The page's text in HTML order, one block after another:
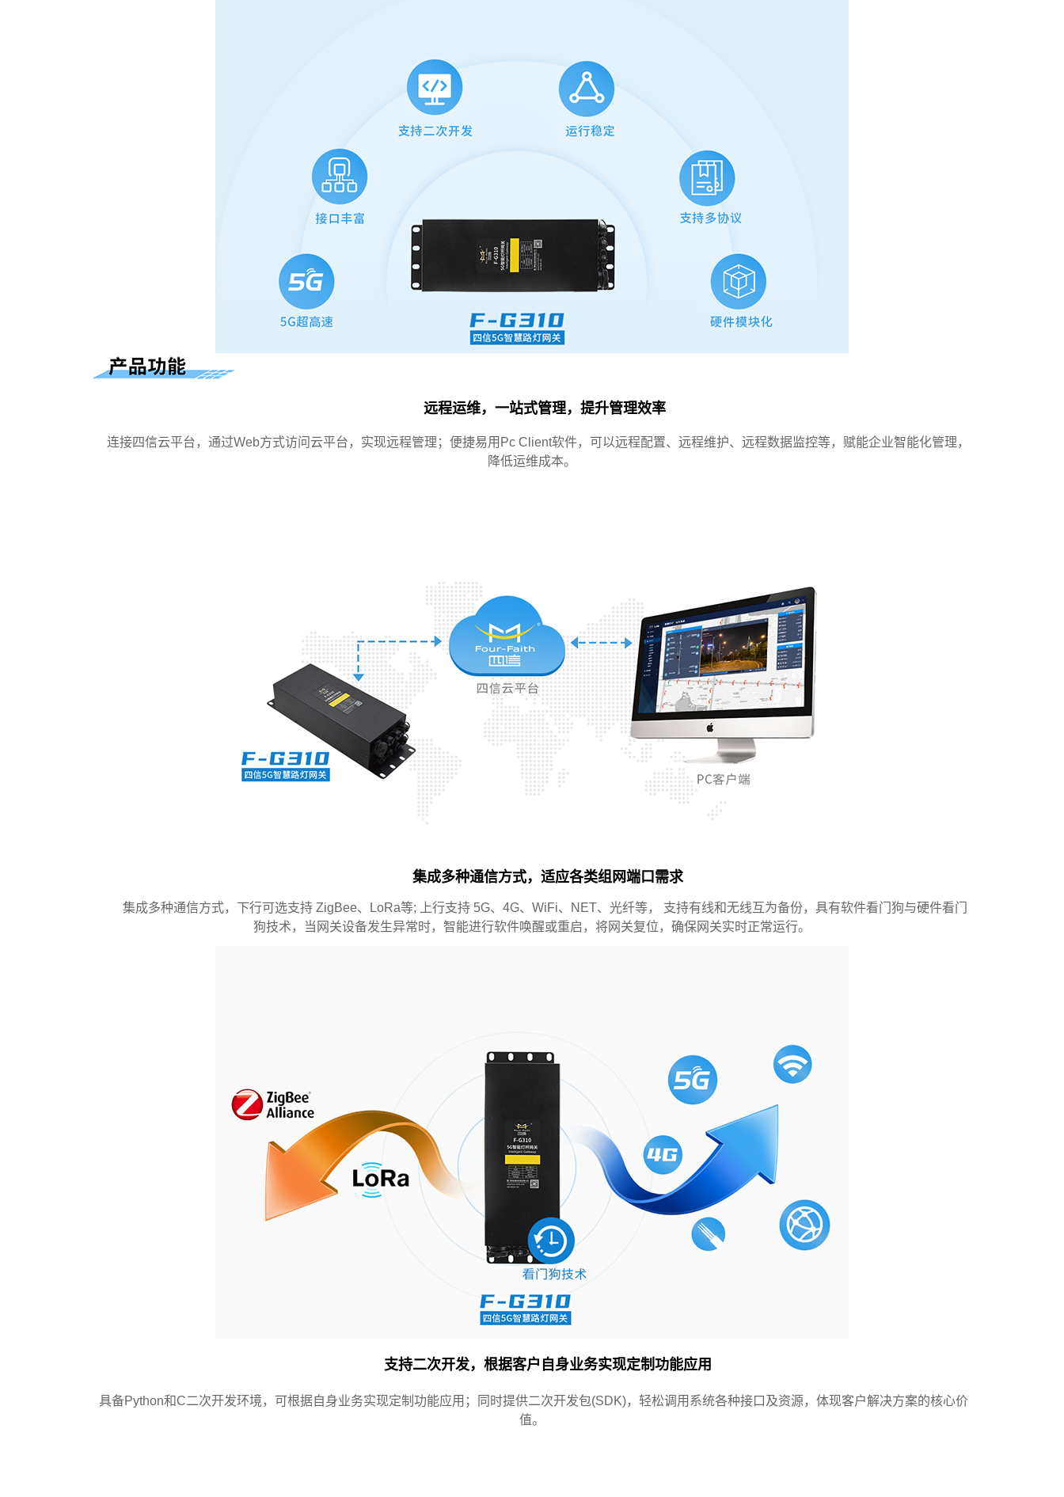
远程运维，一站式管理，提升管理效率
连接四信云平台，通过Web方式访问云平台，实现远程管理；便捷易用Pc Client软件，可以远程配置、远程维护、远程数据监控等，赋能企业智能化管理，
降低运维成本。
集成多种通信方式，适应各类组网端口需求
集成多种通信方式，下行可选支持 ZigBee、LoRa等; 上行支持 5G、4G、WiFi、NET、光纤等， 支持有线和无线互为备份，具有软件看门狗与硬件看门
狗技术，当网关设备发生异常时，智能进行软件唤醒或重启，将网关复位，确保网关实时正常运行。
支持二次开发，根据客户自身业务实现定制功能应用
具备Python和C二次开发环境，可根据自身业务实现定制功能应用；同时提供二次开发包(SDK)，轻松调用系统各种接口及资源，体现客户解决方案的核心价
值。
确保四信产品深度契合贵司业务需求